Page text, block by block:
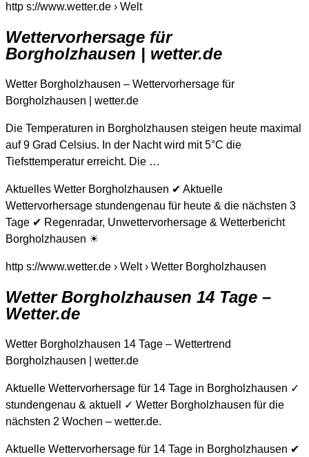
http s://www.wetter.de › Welt
Wettervorhersage für
Borgholzhausen | wetter.de
Wetter Borgholzhausen – Wettervorhersage für
Borgholzhausen | wetter.de
Die Temperaturen in Borgholzhausen steigen heute maximal
auf 9 Grad Celsius. In der Nacht wird mit 5°C die
Tiefsttemperatur erreicht. Die …
Aktuelles Wetter Borgholzhausen ✔ Aktuelle
Wettervorhersage stundengenau für heute & die nächsten 3
Tage ✔ Regenradar, Unwettervorhersage & Wetterbericht
Borgholzhausen ☀
http s://www.wetter.de › Welt › Wetter Borgholzhausen
Wetter Borgholzhausen 14 Tage –
Wetter.de
Wetter Borgholzhausen 14 Tage – Wettertrend
Borgholzhausen | wetter.de
Aktuelle Wettervorhersage für 14 Tage in Borgholzhausen ✓
stundengenau & aktuell ✓ Wetter Borgholzhausen für die
nächsten 2 Wochen – wetter.de.
Aktuelle Wettervorhersage für 14 Tage in Borgholzhausen ✔